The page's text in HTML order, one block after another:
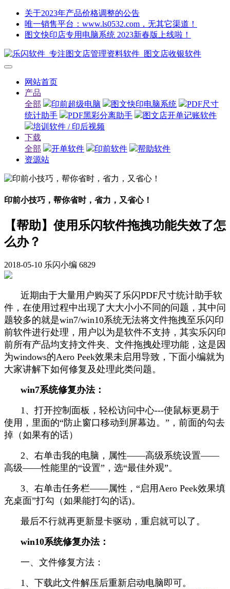
关于2023年产品价格调整的公告
唯一销售平台：www.ls0532.com，无其它渠道！
图文快印店专用电脑系统 2023新春版上线啦！
网站首页
产品
全部
印前超级电脑 图文快印电脑系统
PDF尺寸
统计助手
PDF黑彩分离助手
图文店开单记账软件
培训软件 / 印后视频
下载
全部
开单软件 印前软件
帮助软件
资源站
印前小技巧，帮你省时，省力，又省心！
【帮助】使用乐闪软件拖拽功能失效了怎
么办？
2018-05-10 乐闪小编 6829
近期由于大量用户购买了乐闪PDF尺寸统计助手软
件，在使用过程中出现了大大小小不同的问题，其中问
题较多的就是win7/win10系统无法将文件拖拽至乐闪印
前软件进行处理，用户以为是软件不支持，其实乐闪印
前所有产品均支持文件夹、文件拖拽处理功能，这是因
为windows的Aero Peek效果未启用导致，下面小编就为
大家讲解下如何修复及处理此类问题。
win7系统修复办法：
1、打开控制面板，轻松访问中心---使鼠标更易于
使用，里面的“防止窗口移动到屏幕边。”，前面的勾去
掉（如果有的话）
2、右单击我的电脑，属性——高级系统设置——
高级——性能里的“设置”，选“最佳外观”。
3、右单击任务栏——属性，“启用Aero Peek效果填
充桌面”打勾（如果能打勾的话)。
最后不行就再更新显卡驱动，重启就可以了。
win10系统修复办法：
一、文件修复方法：
1、下载此文件解压后重新启动电脑即可。